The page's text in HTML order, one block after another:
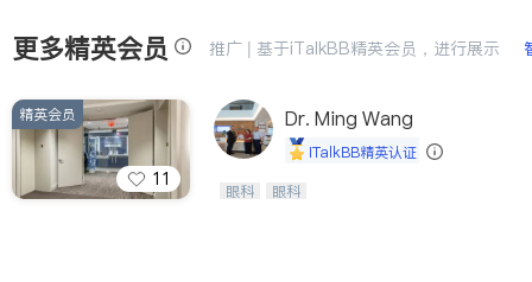
养老 非盈利组织
更多精英会员 推广 | 基于iTalkBB精英会员，进行展示
11
精英会员 Dr. Ming Wang
iTalkBB精英认证
Wang Vision Institute has more tha
眼科 眼科